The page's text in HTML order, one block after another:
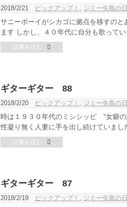
2018/2/21 ピックアップ！ , ジミー矢島の
サニーボーイがシカゴに拠点を移すの
ます しかし、４０年代に自分も歌って
記事を読む
ギターギター 88
2018/2/20 ピックアップ！ , ジミー矢島の
時は１９３０年代のミシシッピ ”女癖
性凝り無く人妻に手を出し続けていま
記事を読む
ギターギター 87
2018/2/19 ピックアップ！ , ジミー矢島の